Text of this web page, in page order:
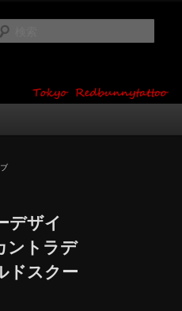
ジオ 吉祥寺 Red
ゥーデザイン・タ
彫り・ワンポイント・girl tattoo）
デザイ
トラデ
ドスクー